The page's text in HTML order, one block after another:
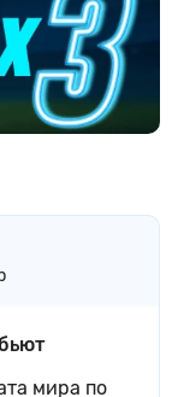
мира по